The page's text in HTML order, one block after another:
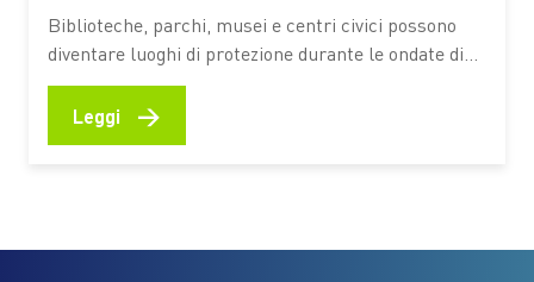
sempre più importanti
Biblioteche, parchi, musei e centri civici possono
diventare luoghi di protezione durante le ondate di
calore. Ecco come funzionano queste reti urbane,
quali benefici offrono alle persone più vulnerabili e
Leggi →